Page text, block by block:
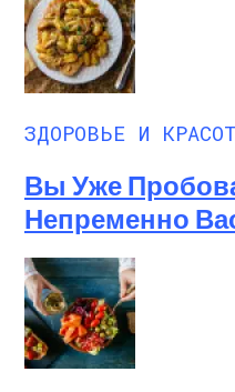
ЗДОРОВЬЕ И
Вы Уже
Непременно